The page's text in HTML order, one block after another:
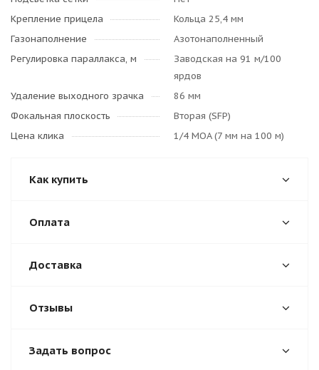
Крепление прицела
Кольца 25,4 мм
Газонаполнение
Азотонаполненный
Регулировка параллакса, м
Заводская на 91 м/100
ярдов
Удаление выходного зрачка
86 мм
Фокальная плоскость
Вторая (SFP)
Цена клика
1/4 MOA (7 мм на 100 м)
Как купить
Оплата
Доставка
Отзывы
Задать вопрос